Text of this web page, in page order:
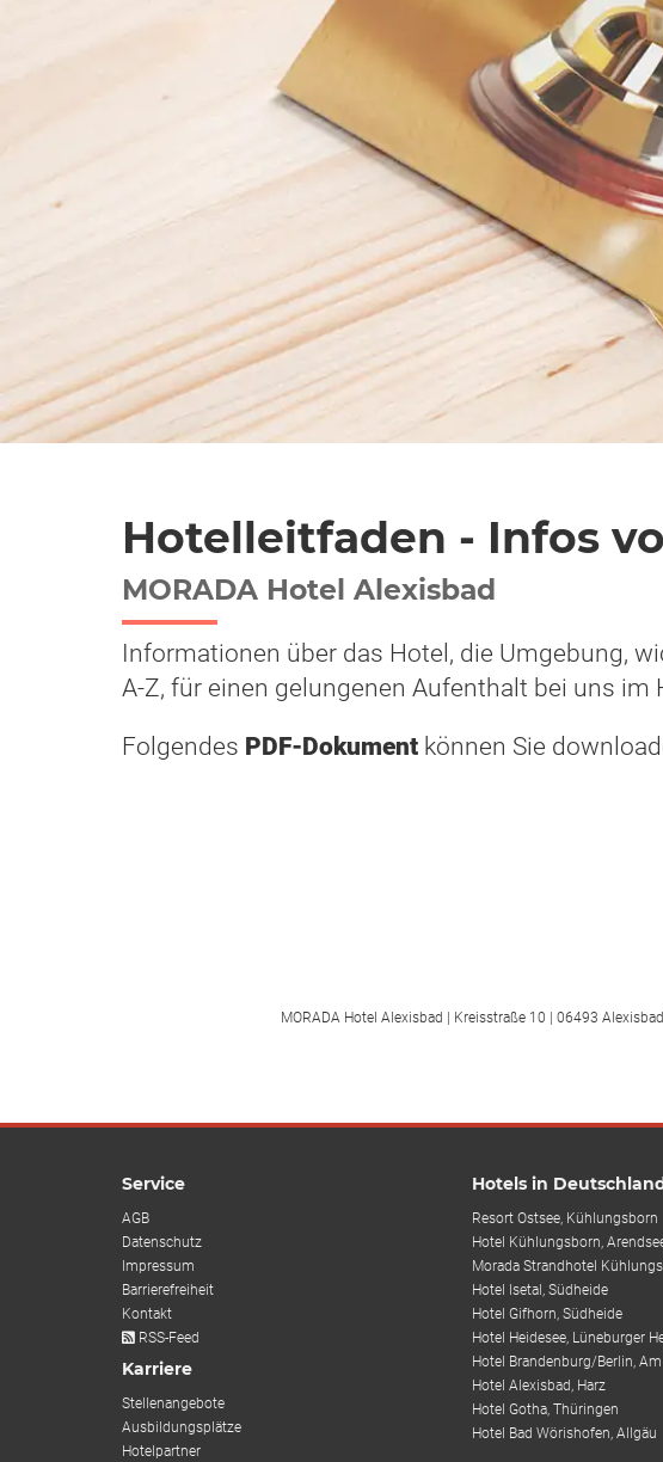
Hotelleitfaden - Infos
MORADA Hotel Alexisbad
Informationen über das Hotel, die Umgebung,
A-Z, für einen gelungenen Aufenthalt bei uns im
Folgendes PDF-Dokument können Sie
MORADA Hotel Alexisbad | Kreisstraße 10 | 06493
Service
AGB
Datenschutz
Impressum
Barrierefreiheit
Kontakt
RSS-Feed
Karriere
Stellenangebote
Ausbildungsplätze
Hotelpartner
Hotels in
Resort Ostsee, Kühlungsborn
Hotel Kühlungsborn,
Morada Strandhotel
Hotel Isetal, Südheide
Hotel Gifhorn, Südheide
Hotel Heidesee, Lüneburger
Hotel Brandenburg/Berlin,
Hotel Alexisbad, Harz
Hotel Gotha, Thüringen
Hotel Bad Wörishofen, Allgäu